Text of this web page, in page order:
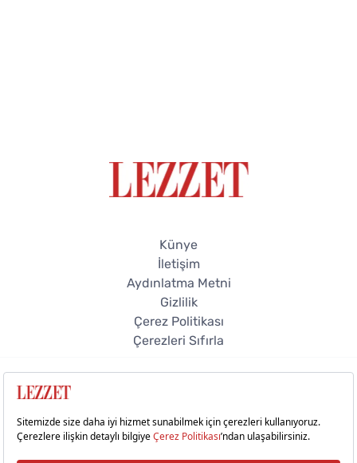
Künye
İletişim
Aydınlatma Metni
Gizlilik
Çerez Politikası
Çerezleri Sıfırla